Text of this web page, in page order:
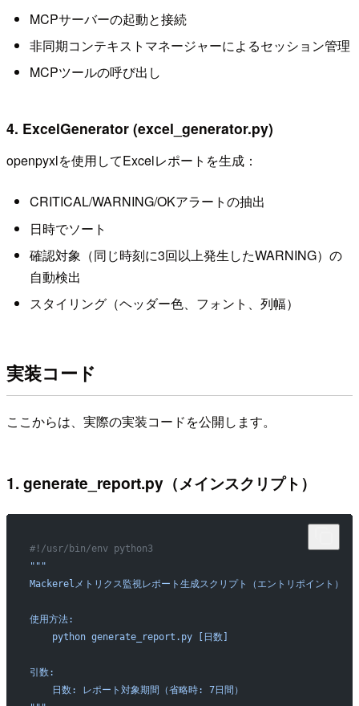
MCPサーバーの起動と接続
非同期コンテキストマネージャーによるセッション管理
MCPツールの呼び出し
4. ExcelGenerator (excel_generator.py)
openpyxlを使用してExcelレポートを生成：
CRITICAL/WARNING/OKアラートの抽出
日時でソート
確認対象（同じ時刻に3回以上発生したWARNING）の
自動検出
スタイリング（ヘッダー色、フォント、列幅）
実装コード
ここからは、実際の実装コードを公開します。
1. generate_report.py（メインスクリプト）
#!/usr/bin/env python3
"""
Mackerelメトリクス監視レポート生成スクリプト（エントリポイント）
使用方法:
    python generate_report.py [日数]
引数:
    日数: レポート対象期間（省略時: 7日間）